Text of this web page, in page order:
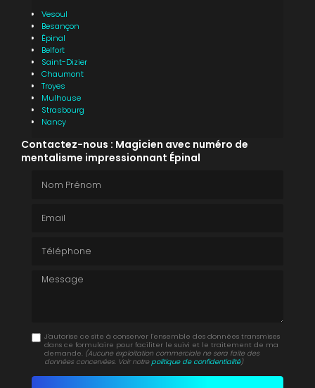
Vesoul
Besançon
Épinal
Belfort
Saint-Dizier
Chaumont
Troyes
Mulhouse
Strasbourg
Nancy
Contactez-nous : Magicien avec numéro de
mentalisme impressionnant Épinal
Message
J'autorise ce site à conserver l'ensemble des données transmises
dans ce formulaire pour faciliter le suivi et le traitement de ma
demande. (Aucune exploitation commerciale ne sera faite des
données concervées. Voir notrepolitique de confidentialité)